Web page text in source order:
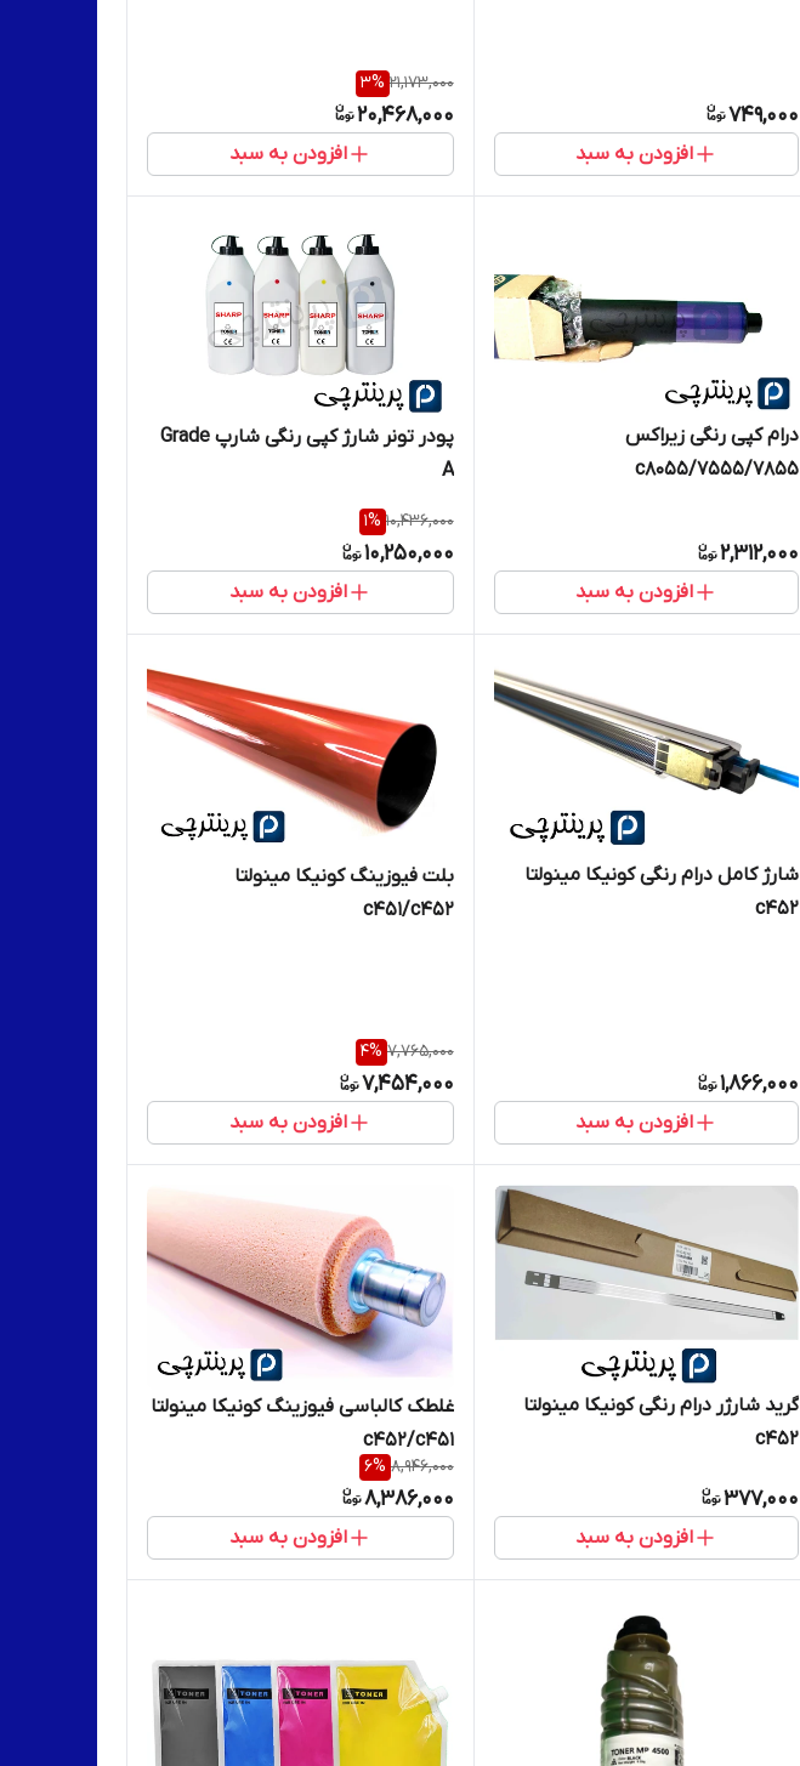
749,000
افزودن به سبد
21,173,000
3%
20,468,000
افزودن به سبد
درام کپی رنگی زیراکس
7555/7855/c8055
2,312,000
افزودن به سبد
پودر تونر شارژ کپی رنگی شارپ Grade
A
10,436,000
1%
10,250,000
افزودن به سبد
شارژ کامل درام رنگی کونیکا مینولتا
c452
1,866,000
افزودن به سبد
بلت فیوزینگ کونیکا مینولتا
c451/c452
7,765,000
4%
7,454,000
افزودن به سبد
گرید شارژر درام رنگی کونیکا مینولتا
c452
377,000
افزودن به سبد
غلطک کالباسی فیوزینگ کونیکا مینولتا
c452/c451
8,946,000
6%
8,386,000
افزودن به سبد